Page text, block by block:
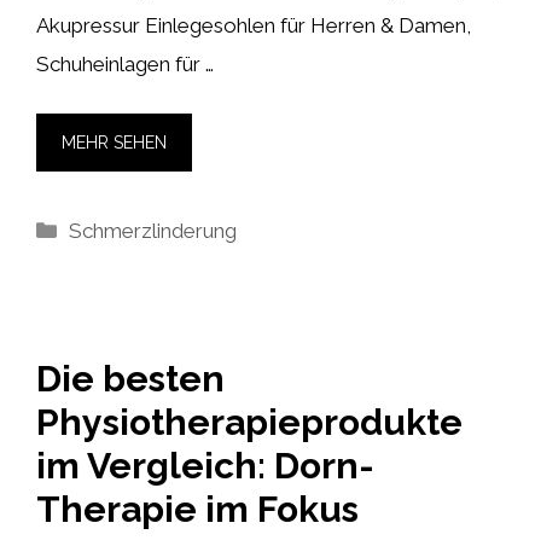
Akupressur Einlegesohlen für Herren & Damen,
Schuheinlagen für …
MEHR SEHEN
Kategorien
Schmerzlinderung
Die besten
Physiotherapieprodukte
im Vergleich: Dorn-
Therapie im Fokus